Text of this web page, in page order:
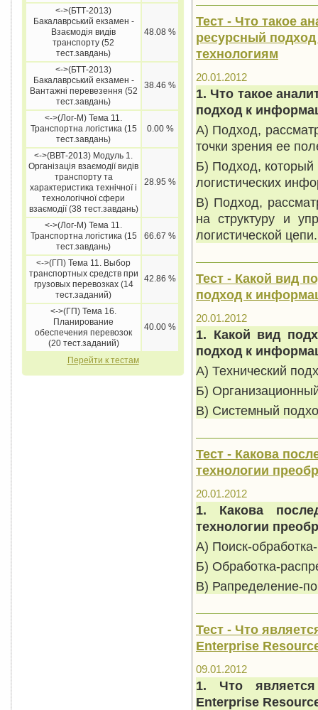
<->(БТТ-2013)
Бакалаврський екзамен -
Взаємодія видів
транспорту (52
тест.завдань)
48.08 %
<->(БТТ-2013)
Бакалаврський екзамен -
Вантажні перевезення (52
тест.завдань)
38.46 %
<->(Лог-М) Тема 11.
Транспортна логістика (15
тест.завдань)
0.00 %
<->(ВВТ-2013) Модуль 1.
Організація взаємодії видів
транспорту та
характеристика технічної і
технологічної сфери
взаємодії (38 тест.завдань)
28.95 %
<->(Лог-М) Тема 11.
Транспортна логістика (15
тест.завдань)
66.67 %
<->(ГП) Тема 11. Выбор
транспортных средств при
грузовых перевозках (14
тест.заданий)
42.86 %
<->(ГП) Тема 16.
Планирование
обеспечения перевозок
(20 тест.заданий)
40.00 %
Перейти к тестам
Тест - Что такое
ресурсный
технологиям
20.01.2012
1. Что такое
подход к
А) Подход,
точки зрения ее
Б) Подход, который
логистических
В) Подход,
на структуру и
логистической цепи.
Тест - Какой вид
подход к
20.01.2012
1. Какой вид
подход к
А) Технический
Б)
В) Системный
Тест - Какова
технологии
20.01.2012
1. Какова
технологии
А) Поиск-
Б) Обработка-
В) Рапределение-
Тест - Что
Enterprise
09.01.2012
1. Что
Enterprise